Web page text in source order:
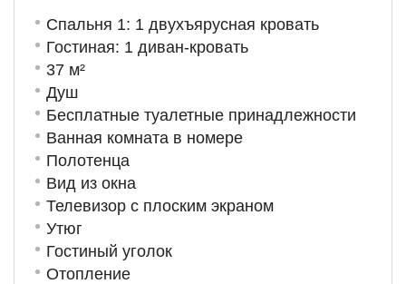
Спальня 1: 1 двухъярусная кровать
Гостиная: 1 диван-кровать
37 м²
Душ
Бесплатные туалетные принадлежности
Ванная комната в номере
Полотенца
Вид из окна
Телевизор с плоским экраном
Утюг
Гостиный уголок
Отопление